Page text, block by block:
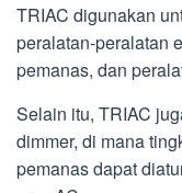
TRIAC digunakan
peralatan-peralatan
pemanas, dan
Selain itu, TRIAC
dimmer, di mana
pemanas dapat